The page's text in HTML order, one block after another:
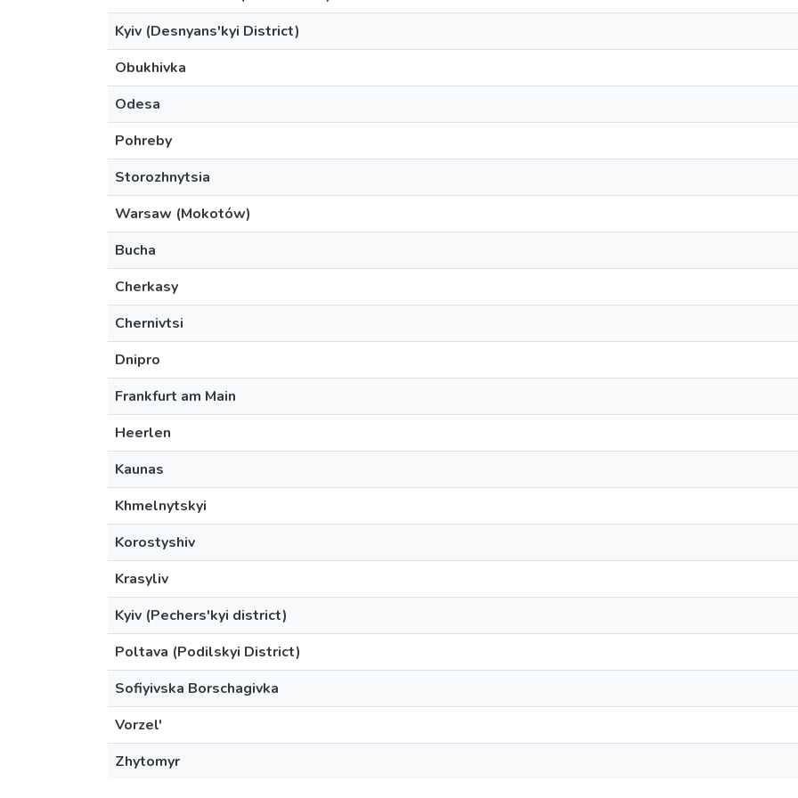
Kyiv (Desnyans'kyi District)
Obukhivka
Odesa
Pohreby
Storozhnytsia
Warsaw (Mokotów)
Bucha
Cherkasy
Chernivtsi
Dnipro
Frankfurt am Main
Heerlen
Kaunas
Khmelnytskyi
Korostyshiv
Krasyliv
Kyiv (Pechers'kyi district)
Poltava (Podilskyi District)
Sofiyivska Borschagivka
Vorzel'
Zhytomyr